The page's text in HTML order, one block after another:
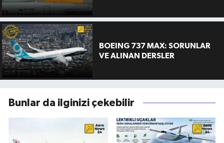
BOEING 737 MAX: SORUNLAR
VE ALINAN DERSLER
Bunlar da ilginizi çekebilir